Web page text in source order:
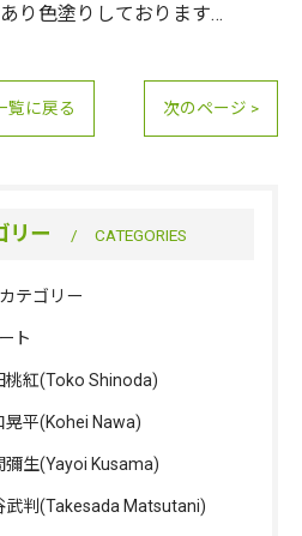
り色塗りしております…
覧に戻る 次のページ >
リー CATEGORIES
テゴリー
ト
桃紅(Toko Shinoda)
晃平(Kohei Nawa)
彌生(Yayoi Kusama)
武判(Takesada Matsutani)